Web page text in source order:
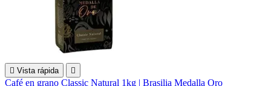
 Vista rápida 
Café en grano Classic Natural 1kg | Brasilia Medalla Oro